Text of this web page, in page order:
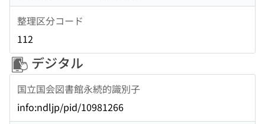
整理区分コード
112
デジタル
国立国会図書館永続的識別子
info:ndljp/pid/10981266